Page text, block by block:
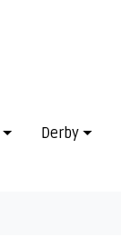
Derby